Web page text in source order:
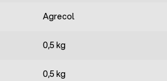
Agrecol
0,5 kg
0,5 kg